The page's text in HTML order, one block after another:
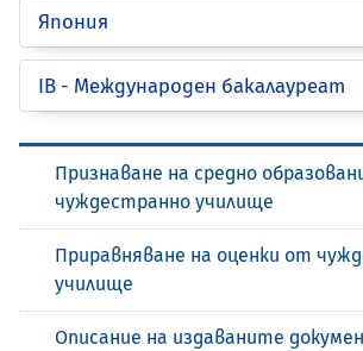
Япония
IB - Международен бакалауреат
Признаване на средно
чуждестранно училище
Приравняване на оценки от
училище
Описание на издаваните